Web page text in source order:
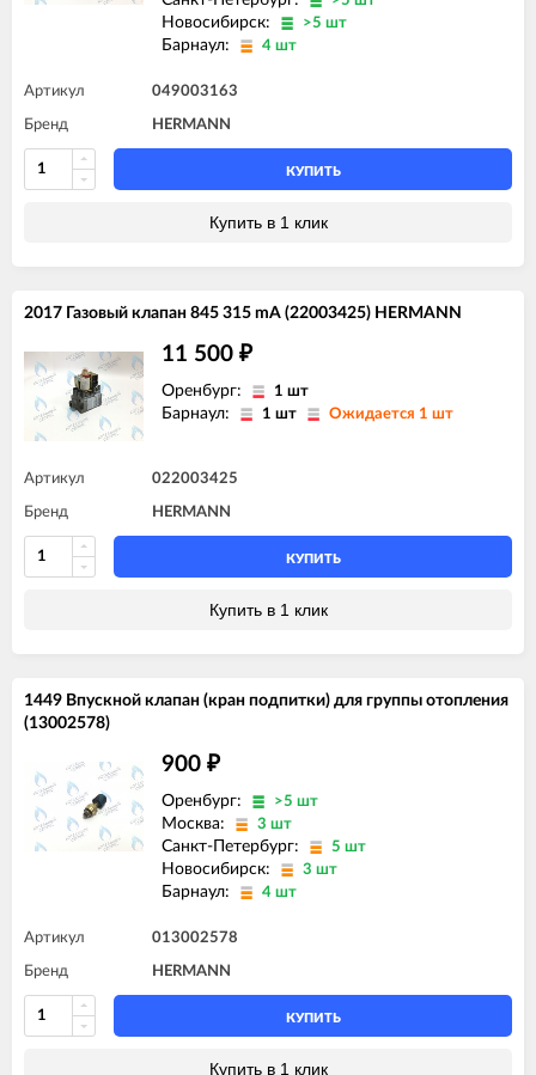
Новосибирск: >5 шт
Барнаул: 4 шт
Артикул 049003163
Бренд HERMANN
КУПИТЬ
Купить в 1 клик
2017 Газовый клапан 845 315 mA (22003425) HERMANN
11 500 ₽
Оренбург: 1 шт
Барнаул: 1 шт Ожидается 1 шт
Артикул 022003425
Бренд HERMANN
КУПИТЬ
Купить в 1 клик
1449 Впускной клапан (кран подпитки) для группы отопления
(13002578)
900 ₽
Оренбург: >5 шт
Москва: 3 шт
Санкт-Петербург: 5 шт
Новосибирск: 3 шт
Барнаул: 4 шт
Артикул 013002578
Бренд HERMANN
КУПИТЬ
Купить в 1 клик